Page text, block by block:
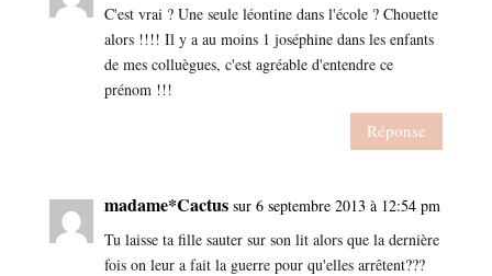
C'est vrai ? Une seule léontine dans l'école ? Chouette
alors !!!! Il y a au moins 1 joséphine dans les enfants
de mes colluègues, c'est agréable d'entendre ce
prénom !!!
Réponse
madame*Cactus sur 6 septembre 2013 à 12:54 pm
Tu laisse ta fille sauter sur son lit alors que la dernière
fois on leur a fait la guerre pour qu'elles arrêtent???